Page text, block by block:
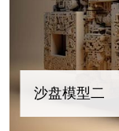
沙盘模型二